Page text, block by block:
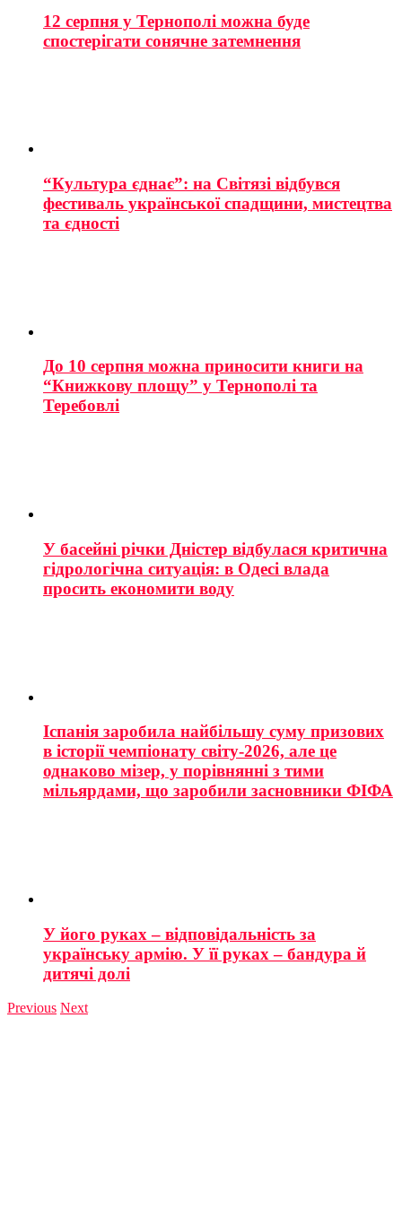
12 серпня у Тернополі можна буде
спостерігати сонячне затемнення
“Культура єднає”: на Світязі відбувся
фестиваль української спадщини, мистецтва
та єдності
До 10 серпня можна приносити книги на
“Книжкову площу” у Тернополі та
Теребовлі
У басейні річки Дністер відбулася критична
гідрологічна ситуація: в Одесі влада
просить економити воду
Іспанія заробила найбільшу суму призових
в історії чемпіонату світу-2026, але це
однаково мізер, у порівнянні з тими
мільярдами, що заробили засновники ФІФА
У його руках – відповідальність за
українську армію. У її руках – бандура й
дитячі долі
Previous Next